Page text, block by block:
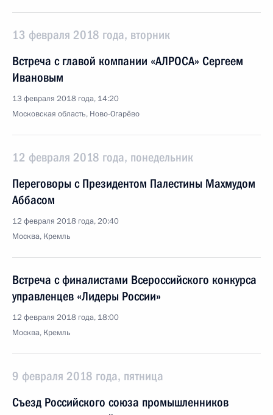
13 февраля 2018 года, вторник
Встреча с главой компании «АЛРОСА» Сергеем
Ивановым
13 февраля 2018 года, 14:20
Московская область, Ново-Огарёво
12 февраля 2018 года, понедельник
Переговоры с Президентом Палестины Махмудом
Аббасом
12 февраля 2018 года, 20:40
Москва, Кремль
Встреча с финалистами Всероссийского конкурса
управленцев «Лидеры России»
12 февраля 2018 года, 18:00
Москва, Кремль
9 февраля 2018 года, пятница
Съезд Российского союза промышленников